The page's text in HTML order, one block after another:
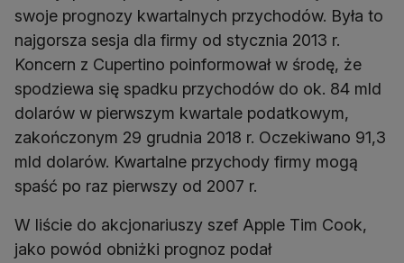
swoje prognozy kwartalnych przychodów. Była to
najgorsza sesja dla firmy od stycznia 2013 r.
Koncern z Cupertino poinformował w środę, że
spodziewa się spadku przychodów do ok. 84 mld
dolarów w pierwszym kwartale podatkowym,
zakończonym 29 grudnia 2018 r. Oczekiwano 91,3
mld dolarów. Kwartalne przychody firmy mogą
spaść po raz pierwszy od 2007 r.
W liście do akcjonariuszy szef Apple Tim Cook,
jako powód obniżki prognoz podał